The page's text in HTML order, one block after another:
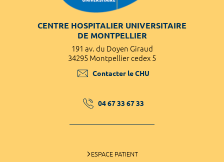
CENTRE HOSPITALIER UNIVERSITAIRE
DE MONTPELLIER
191 av. du Doyen Giraud
34295 Montpellier cedex 5
Contacter le CHU
04 67 33 67 33
ESPACE PATIENT